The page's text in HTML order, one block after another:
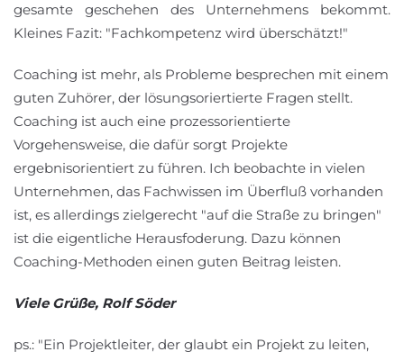
gesamte geschehen des Unternehmens bekommt.
Kleines Fazit: "Fachkompetenz wird überschätzt!"
Coaching ist mehr, als Probleme besprechen mit einem
guten Zuhörer, der lösungsoriertierte Fragen stellt.
Coaching ist auch eine prozessorientierte
Vorgehensweise, die dafür sorgt Projekte
ergebnisorientiert zu führen. Ich beobachte in vielen
Unternehmen, das Fachwissen im Überfluß vorhanden
ist, es allerdings zielgerecht "auf die Straße zu bringen"
ist die eigentliche Herausfoderung. Dazu können
Coaching-Methoden einen guten Beitrag leisten.
Viele Grüße, Rolf Söder
ps.: "Ein Projektleiter, der glaubt ein Projekt zu leiten,